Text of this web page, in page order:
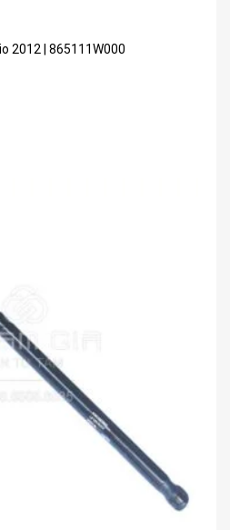
2012 | 865111W000